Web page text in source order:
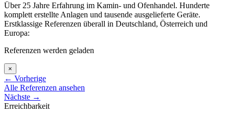
Über 25 Jahre Erfahrung im Kamin- und Ofenhandel. Hunderte
komplett erstellte Anlagen und tausende ausgelieferte Geräte.
Erstklassige Referenzen überall in Deutschland, Österreich und
Europa:
Referenzen werden geladen
×
← Vorherige
Alle Referenzen ansehen
Nächste →
Erreichbarkeit